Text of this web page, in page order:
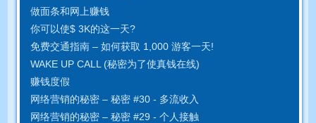
做面条和网上赚钱
你可以使$ 3K的这一天?
免费交通指南 – 如何获取 1,000 游客一天!
WAKE UP CALL (秘密为了使真钱在线)
赚钱度假
网络营销的秘密 – 秘密 #30 - 多流收入
网络营销的秘密 – 秘密 #29 - 个人接触